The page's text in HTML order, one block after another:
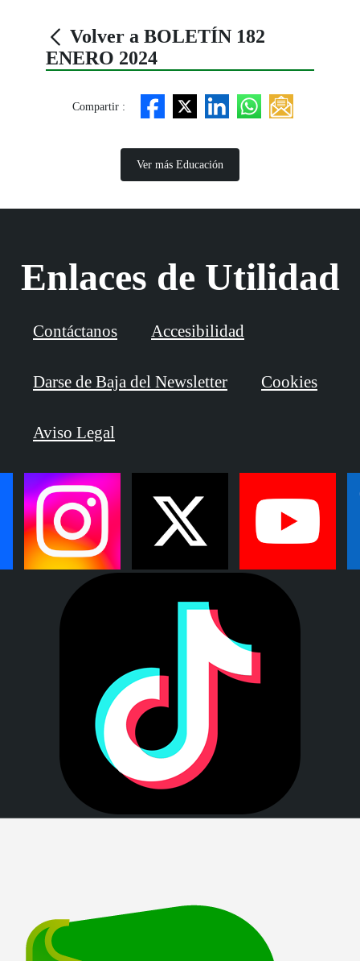
Volver a BOLETÍN 182
ENERO 2024
Compartir :
Ver más Educación
Enlaces de Utilidad
Contáctanos Accesibilidad
Darse de Baja del Newsletter Cookies
Aviso Legal